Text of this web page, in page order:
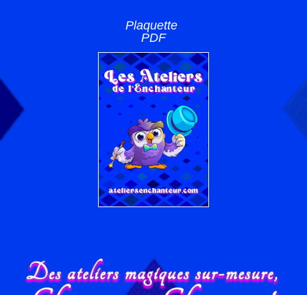
Plaquette
PDF